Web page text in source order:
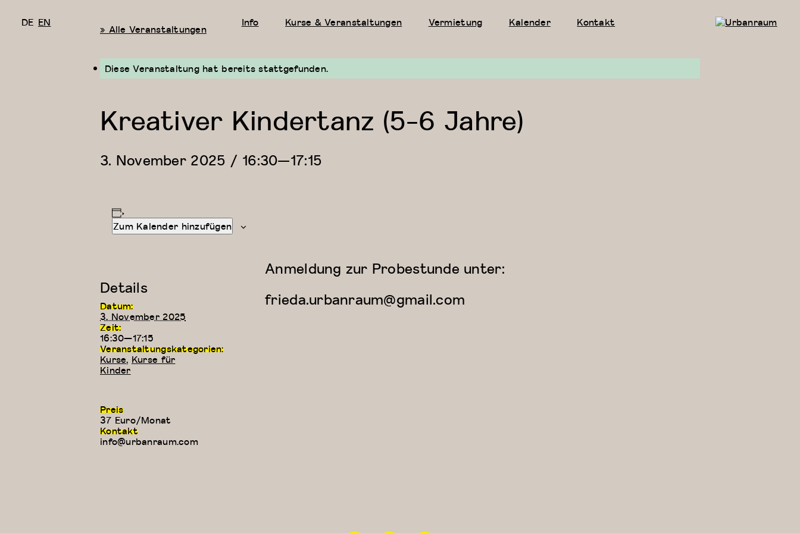
Info Kurse & Veranstaltungen Vermietung Kalender Kontakt
DE EN « Alle Veranstaltungen
Diese Veranstaltung hat bereits stattgefunden.
Kreativer Kindertanz (5-6 Jahre)
3. November 2025 / 16:30—17:15
Anmeldung zur Probestunde unter:
frieda.urbanraum@gmail.com
Zum Kalender hinzufügen
Details
Datum:
3. November 2025
Zeit:
16:30—17:15
Veranstaltungskategorien:
Kurse, Kurse für
Kinder
Preis
37 Euro/Monat
Kontakt
info@urbanraum.com